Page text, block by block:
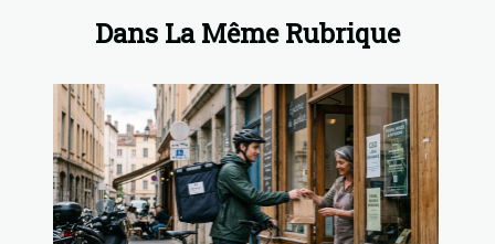
Dans La Même Rubrique